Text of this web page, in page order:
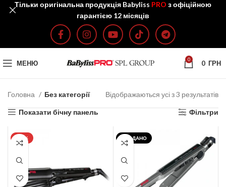
МЕНЮ 0 0 ГРН
Головна Без категорії Відображаються усі з 3 результатів
Показати бічну панель Фільтри
-30% ПРОДАНО
Тільки оригінальна продукція Babyliss PRO з офіційною
гарантією 12 місяців